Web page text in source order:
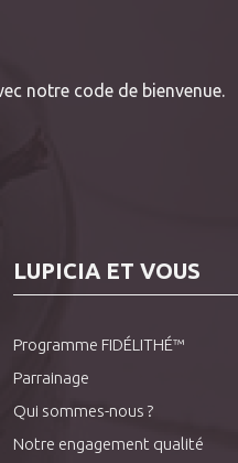
notre code de bienvenue.
LUPICIA ET VOUS
Programme FIDÉLITHÉ™
Parrainage
Qui sommes-nous ?
Notre engagement qualité